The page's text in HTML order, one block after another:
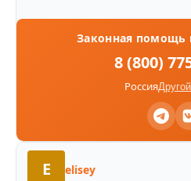
Законная помощь
8 (800)
Россия
E elisey